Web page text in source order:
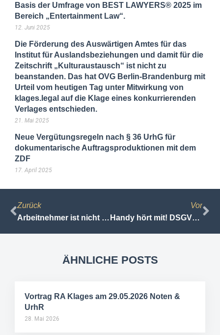
Basis der Umfrage von BEST LAWYERS® 2025 im
Bereich „Entertainment Law“.
12. Juni 2025
Die Förderung des Auswärtigen Amtes für das
Institut für Auslandsbeziehungen und damit für die
Zeitschrift „Kulturaustausch“ ist nicht zu
beanstanden. Das hat OVG Berlin-Brandenburg mit
Urteil vom heutigen Tag unter Mitwirkung von
klages.legal auf die Klage eines konkurrierenden
Verlages entschieden.
21. Mai 2025
Neue Vergütungsregeln nach § 36 UrhG für
dokumentarische Auftragsproduktionen mit dem
ZDF
17. April 2025
Zurück
Arbeitnehmer ist nicht verpflichtet, dem Arbeitgeber für Notfälle seine Mobilnummer bekannt zu geben – LAG Erfurt, Urt. v. 16.05.2018, Az. 5 Ca 163 /17 und Az. 5 Ca 125/17
Vor
Handy hört mit! DSGVO – toll
ÄHNLICHE POSTS
Vortrag RA Klages am 29.05.2026 Noten &
UrhR
28. Mai 2026